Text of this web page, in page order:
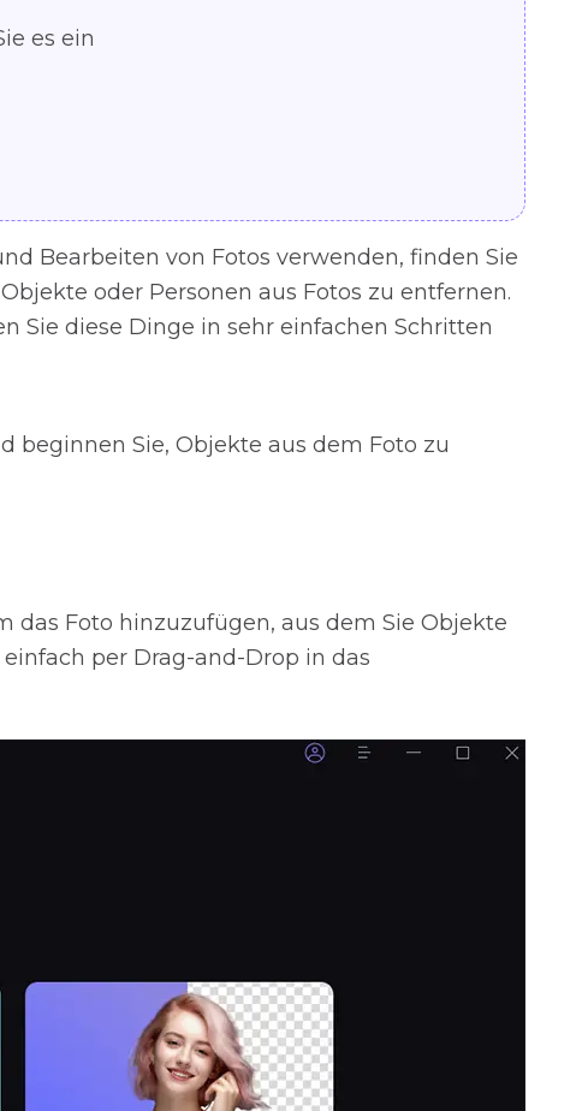
es ein
Bearbeiten von Fotos verwenden, finden Sie
oder Personen aus Fotos zu entfernen.
Sie diese Dinge in sehr einfachen Schritten
beginnen Sie, Objekte aus dem Foto zu
das Foto hinzuzufügen, aus dem Sie Objekte
per Drag-and-Drop in das